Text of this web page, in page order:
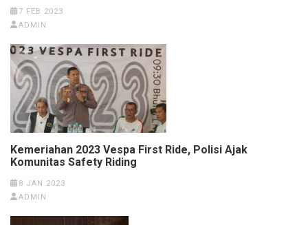
7 FEB 2023
ADMIN
Kemeriahan 2023 Vespa First Ride, Polisi Ajak
Komunitas Safety Riding
8 JAN 2023
ADMIN